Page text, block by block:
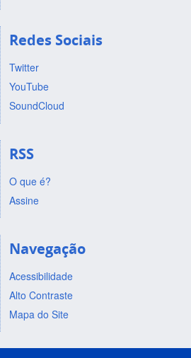
Redes Sociais
Twitter
YouTube
SoundCloud
RSS
O que é?
Assine
Navegação
Acessibilidade
Alto Contraste
Mapa do Site